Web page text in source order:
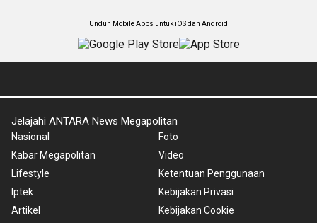
Unduh Mobile Apps untuk iOS dan Android
Jelajahi ANTARA News Megapolitan
Nasional
Kabar Megapolitan
Lifestyle
Iptek
Artikel
Foto
Video
Ketentuan Penggunaan
Kebijakan Privasi
Kebijakan Cookie